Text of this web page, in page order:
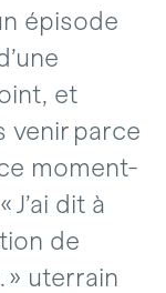
épisode
et
venir parce
ce moment-
J’ai dit à
de
» uterrain